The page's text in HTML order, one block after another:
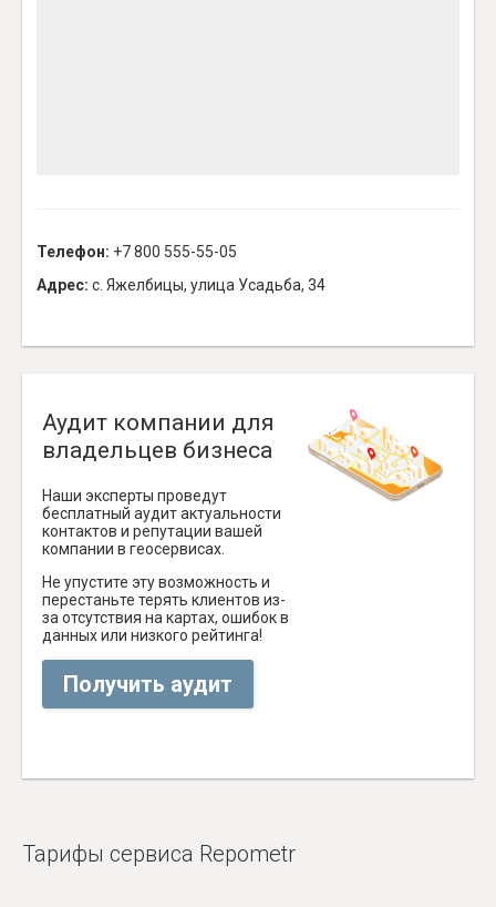
Телефон: +7 800 555-55-05
Адрес: с. Яжелбицы, улица Усадьба, 34
Аудит компании для
владельцев бизнеса
Наши эксперты проведут
бесплатный аудит актуальности
контактов и репутации вашей
компании в геосервисах.
Не упустите эту возможность и
перестаньте терять клиентов из-
за отсутствия на картах, ошибок в
данных или низкого рейтинга!
Получить аудит
Тарифы сервиса Repometr